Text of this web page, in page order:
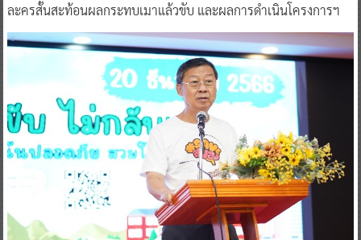
ละครสั้นสะท้อนผลกระทบเมาแล้วขับ และผลการดำเนินโครงการฯ